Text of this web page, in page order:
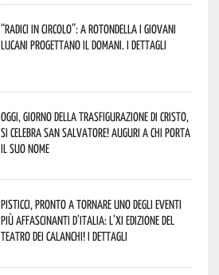
“Radici in Circolo”: a Rotondella i giovani
lucani progettano il domani. I dettagli
Oggi, giorno della Trasfigurazione di Cristo,
si celebra San Salvatore! Auguri a chi porta
il suo nome
Pisticci, pronto a tornare uno degli eventi
più affascinanti d’Italia: l’XI edizione del
Teatro dei Calanchi! I dettagli